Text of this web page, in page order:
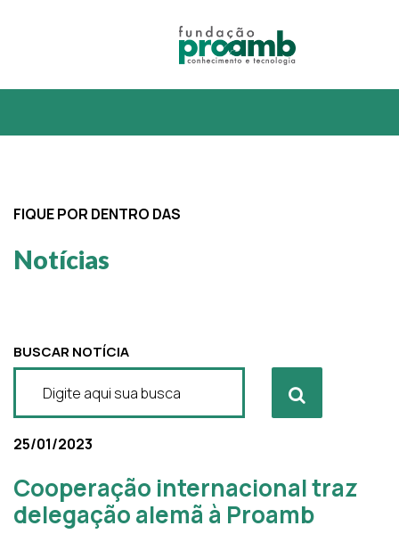
FIQUE POR DENTRO DAS
Notícias
BUSCAR NOTÍCIA
25/01/2023
Cooperação internacional traz
delegação alemã à Proamb